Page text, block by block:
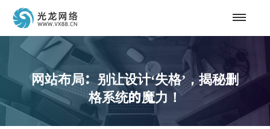
网站布局：别让设计‘失格’，揭秘删
格系统的魔力！